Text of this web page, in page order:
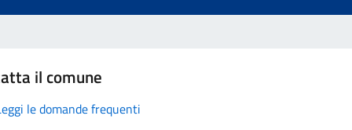
il comune
le domande frequenti